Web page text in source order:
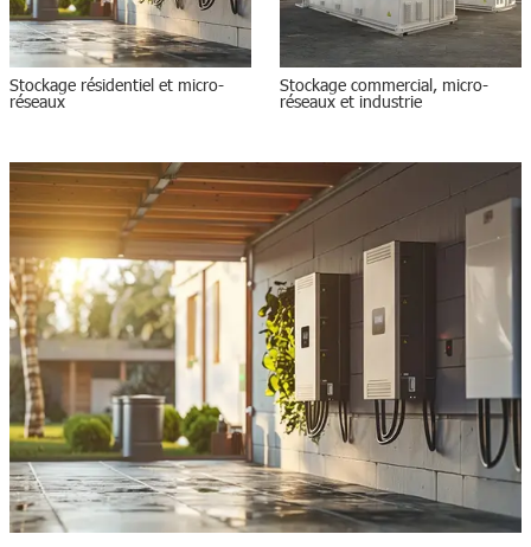
Stockage résidentiel et micro-
réseaux
Stockage commercial, micro-
réseaux et industrie